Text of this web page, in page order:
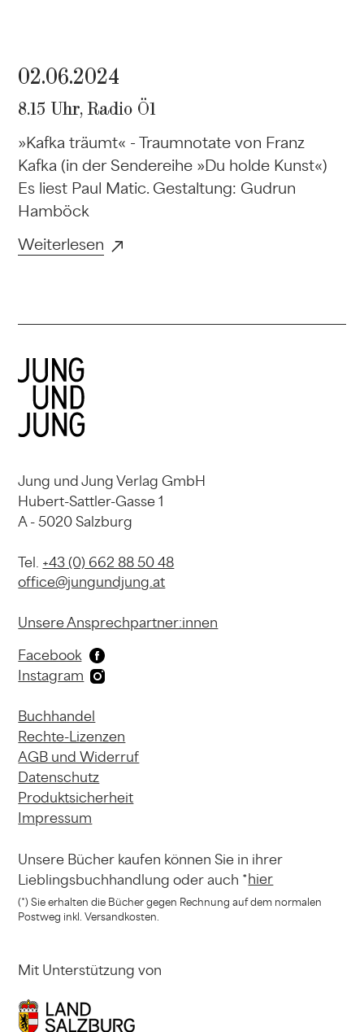
02.06.2024
8.15 Uhr, Radio Ö1
»Kafka träumt« - Traumnotate von Franz
Kafka (in der Sendereihe »Du holde Kunst«)
Es liest Paul Matic. Gestaltung: Gudrun
Hamböck
Weiterlesen
Jung und Jung Verlag GmbH
Hubert-Sattler-Gasse 1
A - 5020 Salzburg
Tel. +43 (0) 662 88 50 48
office@jungundjung.at
Unsere Ansprechpartner:innen
Facebook
Instagram
Buchhandel
Rechte-Lizenzen
AGB und Widerruf
Datenschutz
Produktsicherheit
Impressum
Unsere Bücher kaufen könnenSie in ihrer
Lieblingsbuchhandlung oder auch *hier
(*) Sie erhalten die Bücher gegen Rechnung auf dem normalen
Postweg inkl. Versandkosten.
Mit Unterstützung von